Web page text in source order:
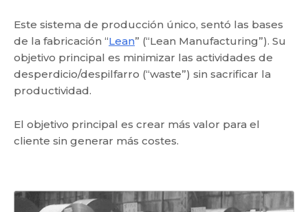
Este sistema de producción único, sentó las bases
de la fabricación “Lean” (“Lean Manufacturing”). Su
objetivo principal es minimizar las actividades de
desperdicio/despilfarro (“waste”) sin sacrificar la
productividad.
El objetivo principal es crear más valor para el
cliente sin generar más costes.